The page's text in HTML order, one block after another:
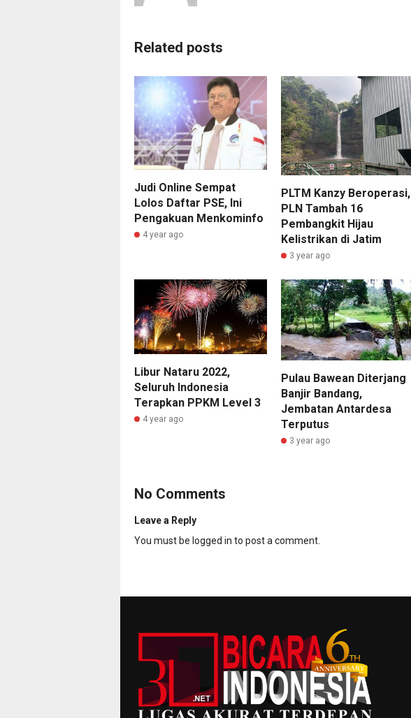
Related posts
Judi Online Sempat
Lolos Daftar PSE, Ini
Pengakuan Menkominfo
4 year ago
PLTM Kanzy Beroperasi,
PLN Tambah 16
Pembangkit Hijau
Kelistrikan di Jatim
3 year ago
Libur Nataru 2022,
Seluruh Indonesia
Terapkan PPKM Level 3
4 year ago
Pulau Bawean Diterjang
Banjir Bandang,
Jembatan Antardesa
Terputus
3 year ago
No Comments
Leave a Reply
You must be logged in to post a comment.